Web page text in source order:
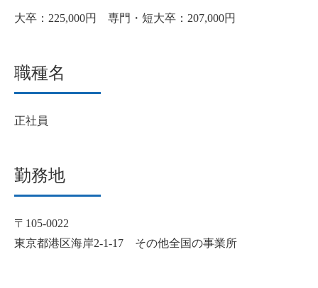
大卒：225,000円 専門・短大卒：207,000円
職種名
正社員
勤務地
〒105-0022
東京都港区海岸2-1-17 その他全国の事業所